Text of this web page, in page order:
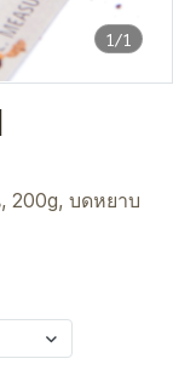
1/1
200g, บดหยาบ